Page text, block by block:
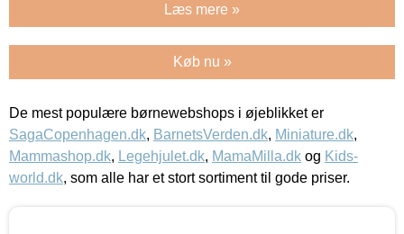
Læs mere »
Køb nu »
De mest populære børnewebshops i øjeblikket er
SagaCopenhagen.dk, BarnetsVerden.dk, Miniature.dk,
Mammashop.dk, Legehjulet.dk, MamaMilla.dk og Kids-
world.dk, som alle har et stort sortiment til gode priser.